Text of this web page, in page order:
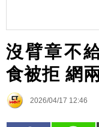
沒臂章不
食被拒 網
2026/04/17 12:46